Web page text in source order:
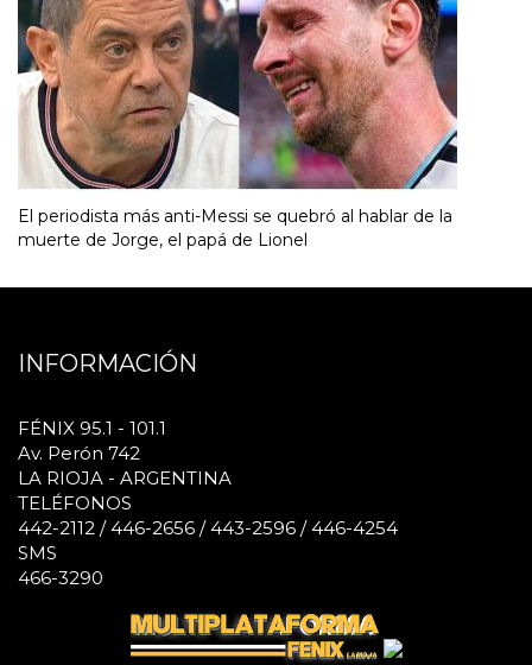
El periodista más anti-Messi se quebró al hablar de la
muerte de Jorge, el papá de Lionel
INFORMACIÓN
FÉNIX 95.1 - 101.1
Av. Perón 742
LA RIOJA - ARGENTINA
TELÉFONOS
442-2112 / 446-2656 / 443-2596 / 446-4254
SMS
466-3290